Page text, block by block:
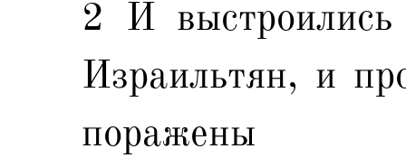
2 И
Израильтян, и
поражены